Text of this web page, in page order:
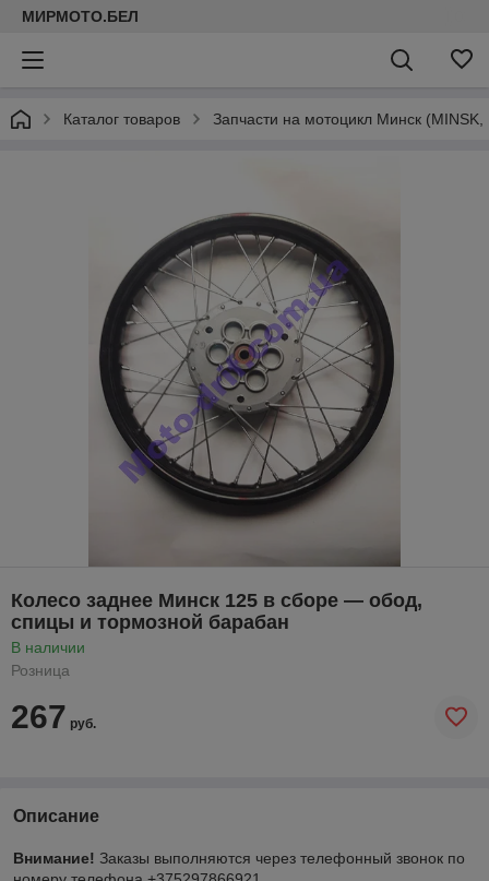
МИРМОТО.БЕЛ
Каталог товаров Запчасти на мотоцикл Минск
Колесо заднее Минск 125 в сборе — обод,
спицы и тормозной барабан
В наличии
Розница
267 руб.
Описание
Внимание! Заказы выполняются через телефонный звонок по